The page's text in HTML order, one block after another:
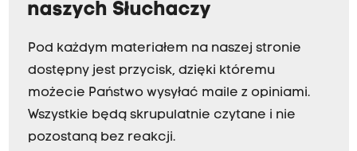
naszych Słuchaczy
Pod każdym materiałem na naszej stronie
dostępny jest przycisk, dzięki któremu
możecie Państwo wysyłać maile z opiniami.
Wszystkie będą skrupulatnie czytane i nie
pozostaną bez reakcji.